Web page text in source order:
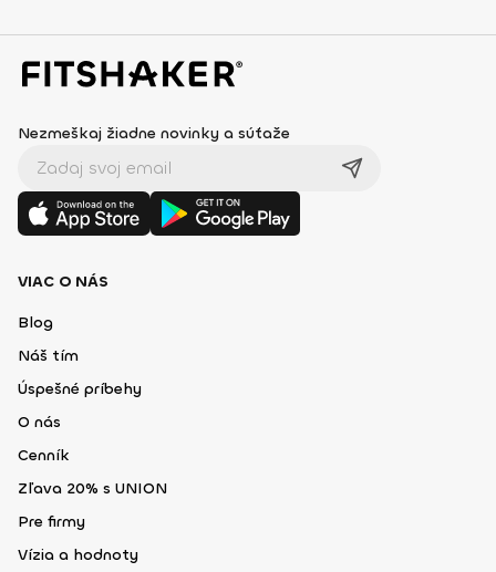
Nezmeškaj žiadne novinky a súťaže
VIAC O NÁS
Blog
Náš tím
Úspešné príbehy
O nás
Cenník
Zľava 20% s UNION
Pre firmy
Vízia a hodnoty